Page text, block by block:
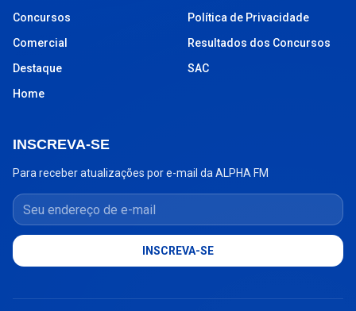
Concursos
Comercial
Destaque
Home
Política de Privacidade
Resultados dos Concursos
SAC
INSCREVA-SE
Para receber atualizações por e-mail da ALPHA FM
Seu endereço de e-mail
INSCREVA-SE